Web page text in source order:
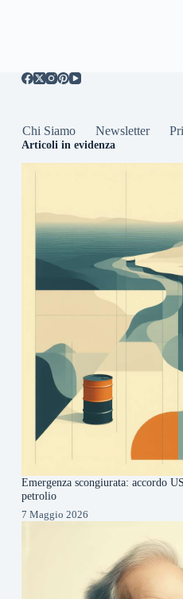
Chi Siamo Newsletter
Articoli in evidenza
Emergenza scongiurata: accordo
petrolio
7 Maggio 2026